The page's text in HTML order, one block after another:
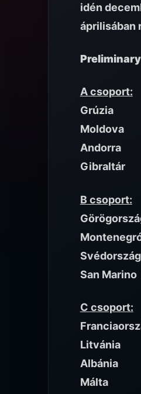
idén
áprilisában
A csoport:
Grúzia
Moldova
Andorra
Gibraltár
B csoport:
Svédország
San Marino
C csoport:
Litvánia
Albánia
Málta